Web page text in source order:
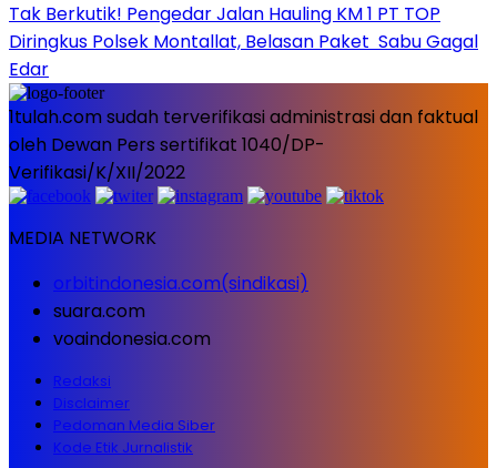
Tak Berkutik! Pengedar Jalan Hauling KM 1 PT TOP
Diringkus Polsek Montallat, Belasan Paket Sabu Gagal
Edar
1tulah.com sudah terverifikasi administrasi dan faktual
oleh Dewan Pers sertifikat 1040/DP-
Verifikasi/K/XII/2022
MEDIA NETWORK
orbitindonesia.com(sindikasi)
suara.com
voaindonesia.com
Redaksi
Disclaimer
Pedoman Media Siber
Kode Etik Jurnalistik